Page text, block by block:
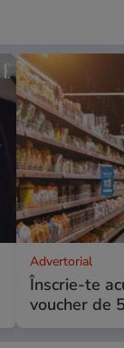
Advertorial
Înscrie-te
voucher de